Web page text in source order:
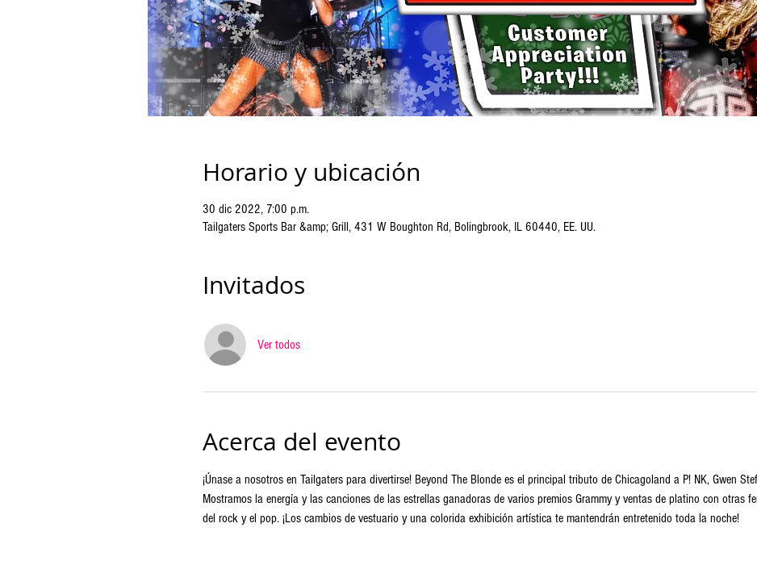
Horario y ubicación
30 dic 2022, 7:00 p.m.
Tailgaters Sports Bar &amp; Grill, 431 W Boughton Rd, Bolingbrook, IL 60440, EE. UU.
Invitados
Ver todos
Acerca del evento
¡Únase a nosotros en Tailgaters para divertirse! Beyond The Blonde es el principal tributo de Chicagoland a P! NK, Gwen
Mostramos la energía y las canciones de las estrellas ganadoras de varios premios Grammy y ventas de platino con otras
del rock y el pop. ¡Los cambios de vestuario y una colorida exhibición artística te mantendrán entretenido toda la noche!